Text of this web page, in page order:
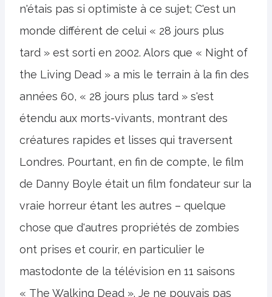
n'étais pas si optimiste à ce sujet; C'est un
monde différent de celui « 28 jours plus
tard » est sorti en 2002. Alors que « Night of
the Living Dead » a mis le terrain à la fin des
années 60, « 28 jours plus tard » s'est
étendu aux morts-vivants, montrant des
créatures rapides et lisses qui traversent
Londres. Pourtant, en fin de compte, le film
de Danny Boyle était un film fondateur sur la
vraie horreur étant les autres – quelque
chose que d'autres propriétés de zombies
ont prises et courir, en particulier le
mastodonte de la télévision en 11 saisons
« The Walking Dead ». Je ne pouvais pas